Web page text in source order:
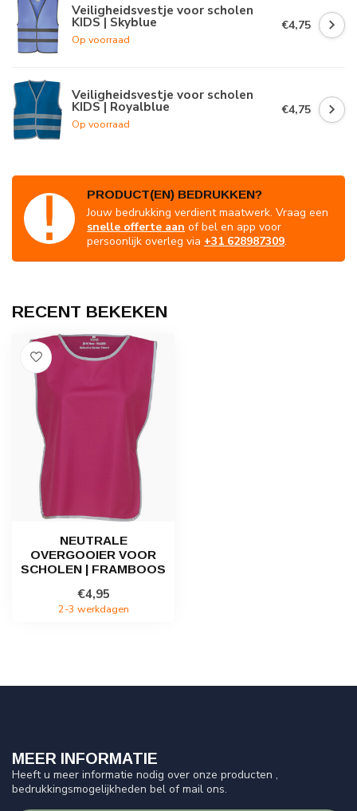
Veiligheidsvestje voor scholen
KIDS | Skyblue
Op voorraad
€4,75
Veiligheidsvestje voor scholen
KIDS | Royalblue
Op voorraad
€4,75
PRODUCT(EN) BEDRUKKEN?
Jouw bedrukking verdient maatwerk. Vraag een
snelle offerte aan of bel en app voor
persoonlijk overleg via +31 628987309.
RECENT BEKEKEN
NEUTRALE
OVERGOOIER VOOR
SCHOLEN | FRAMBOOS
€4,95
2-3 werkdagen
MEER INFORMATIE
Heeft u meer informatie nodig over onze producten ,
bedrukkingsmogelijkheden bel of mail ons.